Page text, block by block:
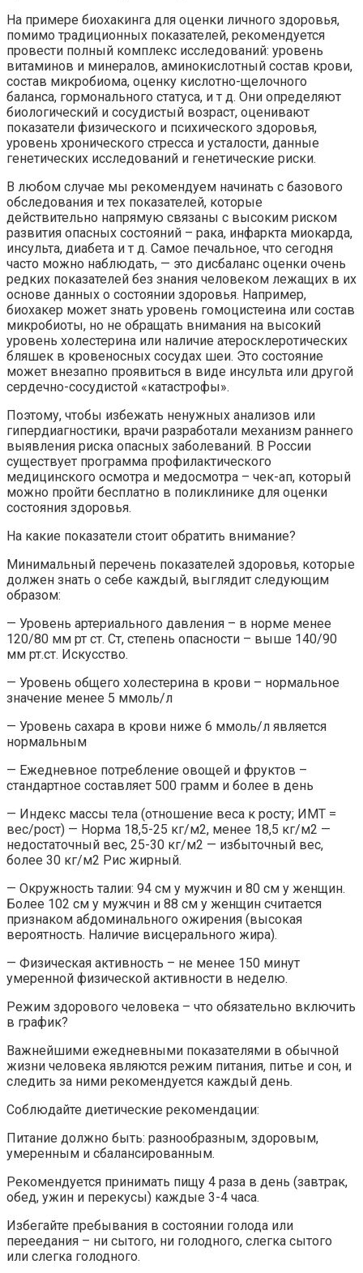
На примере биохакинга для оценки личного здоровья,
помимо традиционных показателей, рекомендуется
провести полный комплекс исследований: уровень
витаминов и минералов, аминокислотный состав крови,
состав микробиома, оценку кислотно-щелочного
баланса, гормонального статуса, и т д. Они определяют
биологический и сосудистый возраст, оценивают
показатели физического и психического здоровья,
уровень хронического стресса и усталости, данные
генетических исследований и генетические риски.
В любом случае мы рекомендуем начинать с базового
обследования и тех показателей, которые
действительно напрямую связаны с высоким риском
развития опасных состояний – рака, инфаркта миокарда,
инсульта, диабета и т д. Самое печальное, что сегодня
часто можно наблюдать, — это дисбаланс оценки очень
редких показателей без знания человеком лежащих в их
основе данных о состоянии здоровья. Например,
биохакер может знать уровень гомоцистеина или состав
микробиоты, но не обращать внимания на высокий
уровень холестерина или наличие атеросклеротических
бляшек в кровеносных сосудах шеи. Это состояние
может внезапно проявиться в виде инсульта или другой
сердечно-сосудистой «катастрофы».
Поэтому, чтобы избежать ненужных анализов или
гипердиагностики, врачи разработали механизм раннего
выявления риска опасных заболеваний. В России
существует программа профилактического
медицинского осмотра и медосмотра – чек-ап, который
можно пройти бесплатно в поликлинике для оценки
состояния здоровья.
На какие показатели стоит обратить внимание?
Минимальный перечень показателей здоровья, которые
должен знать о себе каждый, выглядит следующим
образом:
— Уровень артериального давления – в норме менее
120/80 мм рт ст. Ст, степень опасности – выше 140/90
мм рт.ст. Искусство.
— Уровень общего холестерина в крови – нормальное
значение менее 5 ммоль/л
— Уровень сахара в крови ниже 6 ммоль/л является
нормальным
— Ежедневное потребление овощей и фруктов –
стандартное составляет 500 грамм и более в день
— Индекс массы тела (отношение веса к росту; ИМТ =
вес/рост) — Норма 18,5-25 кг/м2, менее 18,5 кг/м2 —
недостаточный вес, 25-30 кг/м2 — избыточный вес,
более 30 кг/м2 Рис жирный.
— Окружность талии: 94 см у мужчин и 80 см у женщин.
Более 102 см у мужчин и 88 см у женщин считается
признаком абдоминального ожирения (высокая
вероятность. Наличие висцерального жира).
— Физическая активность – не менее 150 минут
умеренной физической активности в неделю.
Режим здорового человека – что обязательно включить
в график?
Важнейшими ежедневными показателями в обычной
жизни человека являются режим питания, питье и сон, и
следить за ними рекомендуется каждый день.
Соблюдайте диетические рекомендации:
Питание должно быть: разнообразным, здоровым,
умеренным и сбалансированным.
Рекомендуется принимать пищу 4 раза в день (завтрак,
обед, ужин и перекусы) каждые 3-4 часа.
Избегайте пребывания в состоянии голода или
переедания – ни сытого, ни голодного, слегка сытого
или слегка голодного.